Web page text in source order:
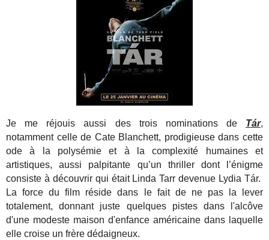
Je me réjouis aussi des trois nominations de Tár,
notamment celle de Cate Blanchett, prodigieuse dans cette
ode à la polysémie et à la complexité humaines et
artistiques, aussi palpitante qu’un thriller dont l’énigme
consiste à découvrir qui était Linda Tarr devenue Lydia Tár.
La force du film réside dans le fait de ne pas la lever
totalement, donnant juste quelques pistes dans l'alcôve
d'une modeste maison d'enfance américaine dans laquelle
elle croise un frère dédaigneux.